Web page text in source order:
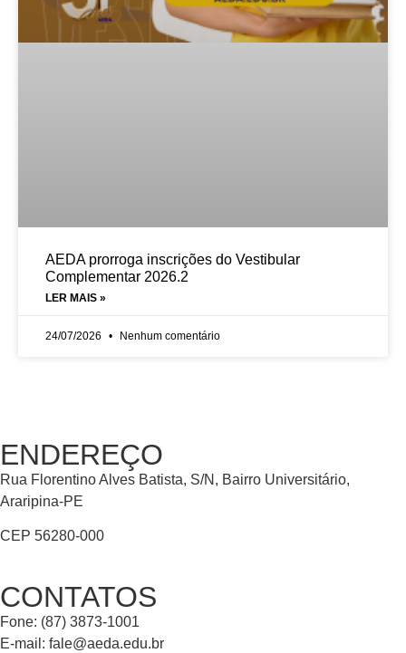
AEDA prorroga inscrições do Vestibular
Complementar 2026.2
LER MAIS »
24/07/2026 Nenhum comentário
ENDEREÇO
Rua Florentino Alves Batista, S/N, Bairro Universitário,
Araripina-PE
CEP 56280-000
CONTATOS
Fone: (87) 3873-1001
E-mail: fale@aeda.edu.br